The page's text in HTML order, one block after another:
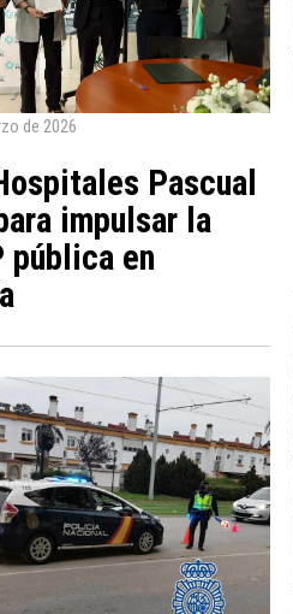
de 2026
Pascual
impulsar la
pública en